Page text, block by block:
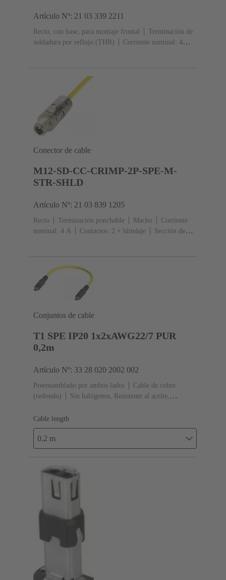
Artículo Nº: 21 03 339 2211
Recto, con base, para montaje frontal
Terminación de
soldadura por reflujo (THR)
Corriente nominal: ‌4
Conector de cable
M12-SD-CC-CRIMP-2P-SPE-M-
STR-SHLD
Artículo Nº: 21 03 839 1205
Recto Terminación ponchable Macho
Corriente
nominal: ‌4 A
Contactos: 2 + blindaje
Sección de
Conjuntos de cable
T1 SPE IP20 1x2xAWG22/7 PUR
0,2m
Artículo Nº: 33 28 020 2002 002
Preensamblado por ambos lados
Cable de cobre
(redondo)
Sin halógenos, Resistente al aceite,
Cable length
0.2 m